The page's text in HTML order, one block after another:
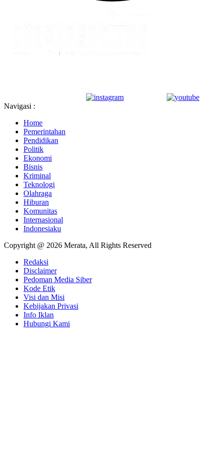
Navigasi :
Home
Pemerintahan
Pendidikan
Politik
Ekonomi
Bisnis
Kriminal
Teknologi
Olahraga
Hiburan
Komunitas
Internasional
Indonesiaku
Copyright @ 2026 Merata, All Rights Reserved
Redaksi
Disclaimer
Pedoman Media Siber
Kode Etik
Visi dan Misi
Kebijakan Privasi
Info Iklan
Hubungi Kami